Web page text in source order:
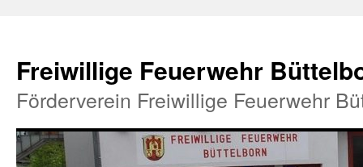
Freiwillige Feuerwehr
Förderverein Freiwillige Feuerwehr